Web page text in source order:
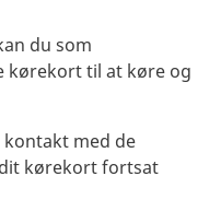
du som
kørekort til at køre og
kontakt med de
kørekort fortsat